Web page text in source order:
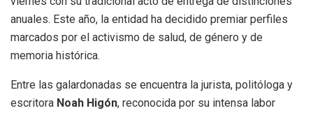
anuales. Este año, la entidad ha decidido premiar perfiles
marcados por el activismo de salud, de género y de
memoria histórica.
Entre las galardonadas se encuentra la jurista, politóloga y
escritora Noah Higón, reconocida por su intensa labor